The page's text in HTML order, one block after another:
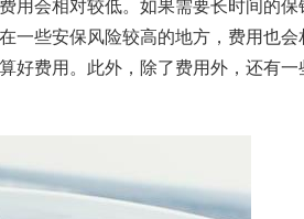
用会相对较低。如果需要长时间的保
一些安保风险较高的地方，费用也会
好费用。此外，除了费用外，还有一